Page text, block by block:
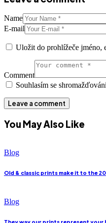
Name
E-mail
Uložit do prohlížeče jméno,
Comment
Souhlasím se
You May Also Like
Blog
Old & classic prints make it to the
Blog
They way our prints represent your